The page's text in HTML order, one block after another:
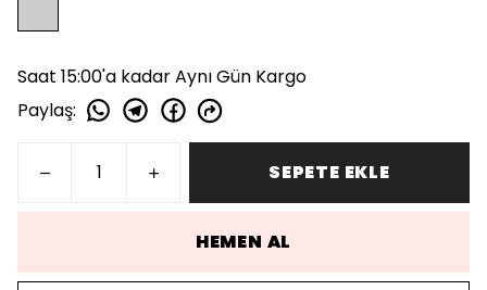
Saat 15:00'a kadar Aynı Gün Kargo
Paylaş:
SEPETE EKLE
HEMEN AL